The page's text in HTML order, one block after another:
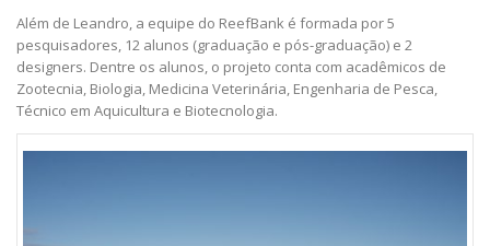
Além de Leandro, a equipe do ReefBank é formada por 5
pesquisadores, 12 alunos (graduação e pós-graduação) e 2
designers. Dentre os alunos, o projeto conta com acadêmicos de
Zootecnia, Biologia, Medicina Veterinária, Engenharia de Pesca,
Técnico em Aquicultura e Biotecnologia.